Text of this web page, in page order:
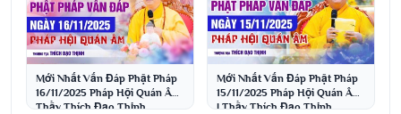
Mới Nhất Vấn Đáp Phật Pháp
16/11/2025 Pháp Hội Quán Âm|
Thầy Thích Đạo Thịnh
Mới Nhất Vấn Đáp Phật Pháp
15/11/2025 Pháp Hội Quán Âm
| Thầy Thích Đạo Thịnh